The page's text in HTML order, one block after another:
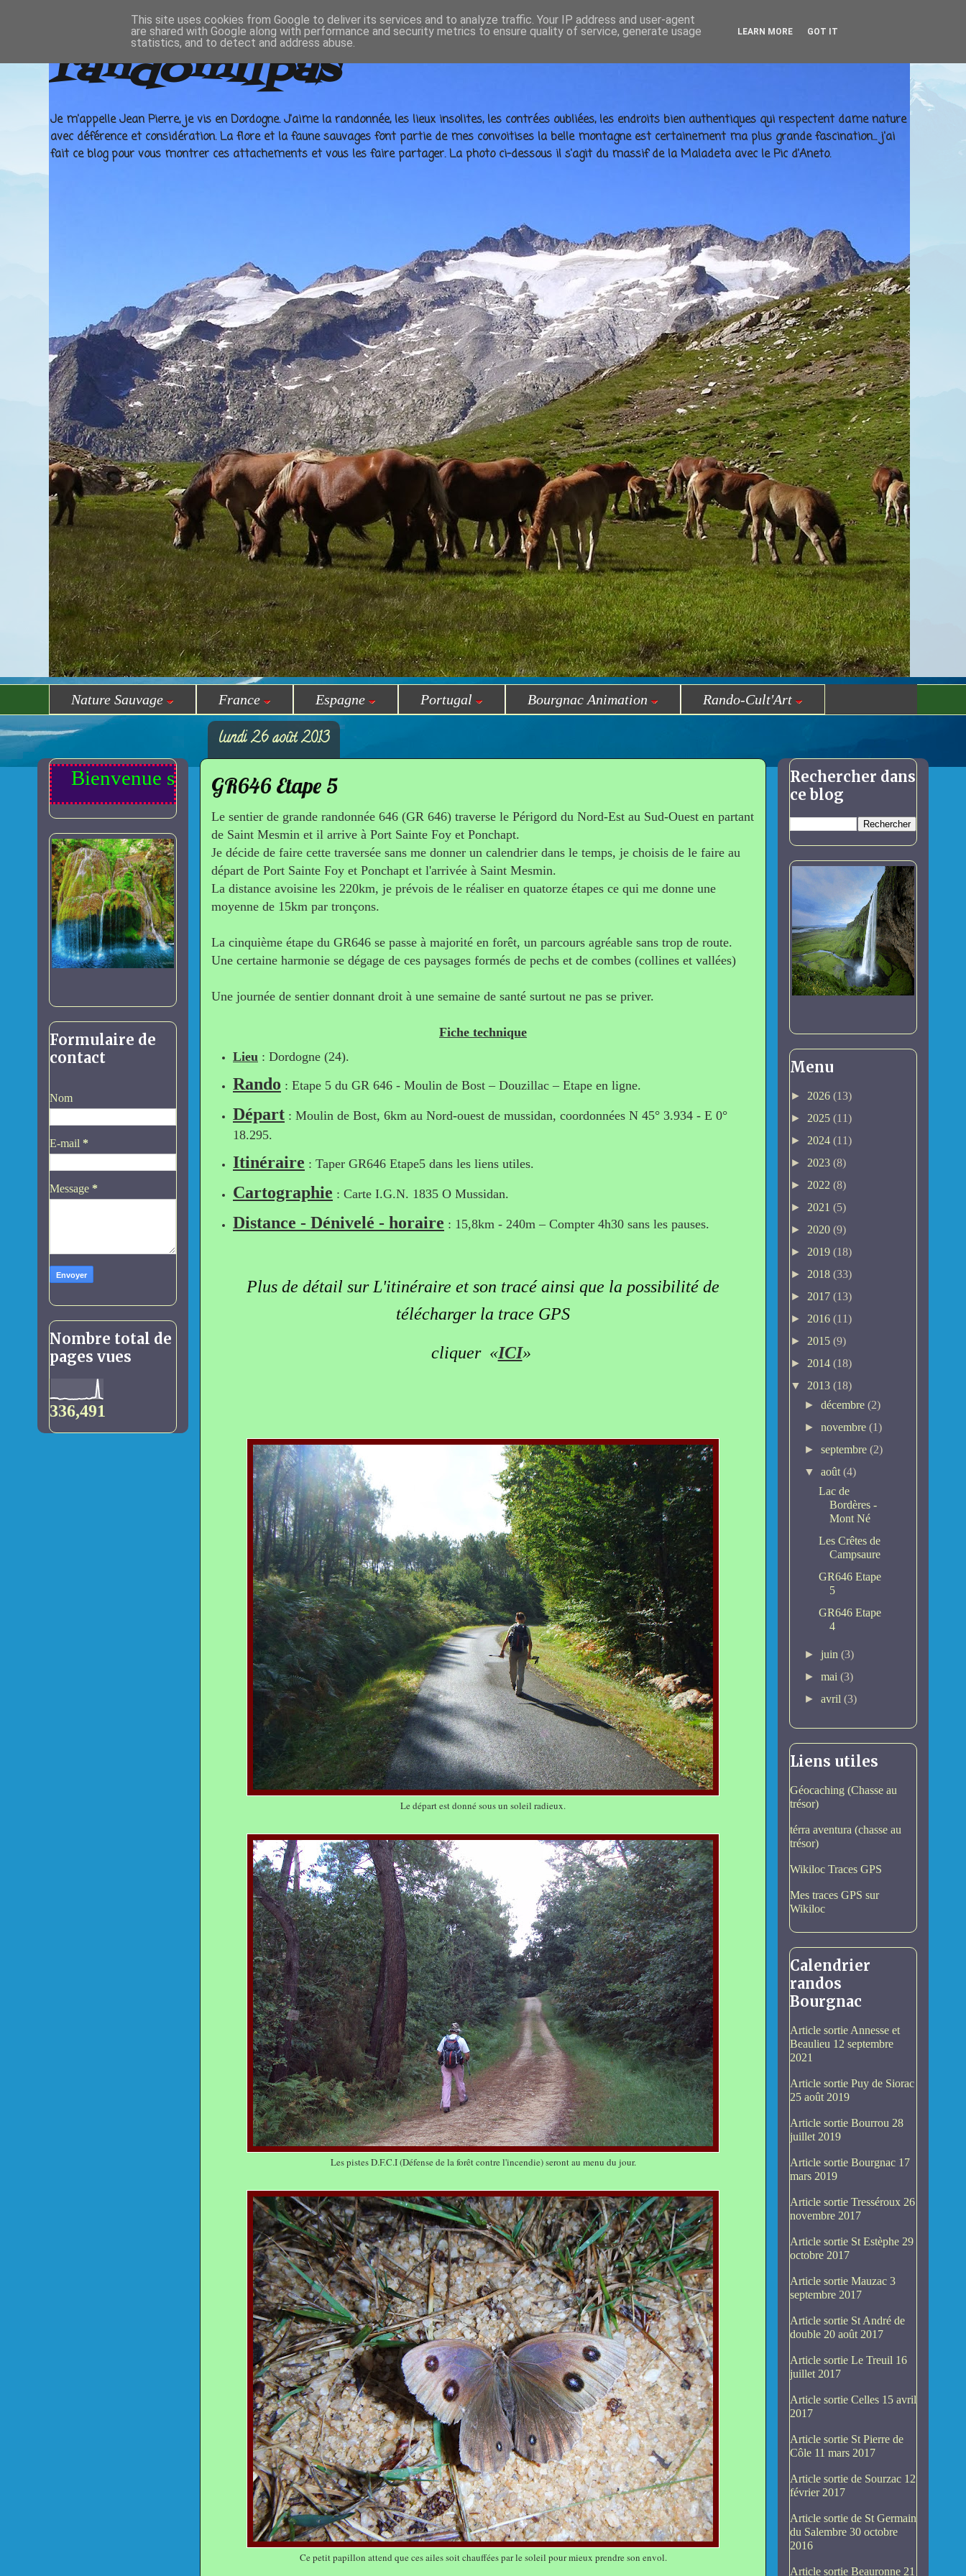
randomilpas
Je m'appelle Jean Pierre, je vis en Dordogne. J'aime la randonnée, les lieux insolites, les contrées oubliées, les endroits bien authentiques qui respectent dame nature
avec déférence et considération. La flore et la faune sauvages font partie de mes convoitises la belle montagne est certainement ma plus grande fascination... j'ai
fait ce blog pour vous montrer ces attachements et vous les faire partager. La photo ci-dessous il s'agit du massif de la Maladeta avec le Pic d'Aneto.
Nature Sauvage France Espagne Portugal Bourgnac Animation Rando-Cult'Art
lundi 26 août 2013
GR646 Etape 5
Le sentier de grande randonnée 646 (GR 646) traverse le Périgord du Nord-Est au Sud-Ouest en partant
de Saint Mesmin et il arrive à Port Sainte Foy et Ponchapt.
Je décide de faire cette traversée sans me donner un calendrier dans le temps, je choisis de le faire au
départ de Port Sainte Foy et Ponchapt et l'arrivée à Saint Mesmin.
La distance avoisine les 220km, je prévois de le réaliser en quatorze étapes ce qui me donne une
moyenne de 15km par tronçons.
La cinquième étape du GR646 se passe à majorité en forêt, un parcours agréable sans trop de route.
Une certaine harmonie se dégage de ces paysages formés de pechs et de combes (collines et vallées)
Une journée de sentier donnant droit à une semaine de santé surtout ne pas se priver.
Fiche technique
Lieu : Dordogne (24).
Rando : Etape 5 du GR 646 - Moulin de Bost – Douzillac – Etape en ligne.
Départ : Moulin de Bost, 6km au Nord-ouest de mussidan, coordonnées N 45° 3.934 - E 0°
18.295.
Itinéraire : Taper GR646 Etape5 dans les liens utiles.
Cartographie : Carte I.G.N. 1835 O Mussidan.
Distance - Dénivelé - horaire : 15,8km - 240m – Compter 4h30 sans les pauses.
Plus de détail sur L'itinéraire et son tracé ainsi que la possibilité de
télécharger la trace GPS
cliquer «ICI»
Le départ est donné sous un soleil radieux.
Les pistes D.F.C.I (Défense de la forêt contre l'incendie) seront au menu du jour.
Ce petit papillon attend que ces ailes soit chauffées par le soleil pour mieux prendre son envol.
Bienvenue sur Randomilpas
Formulaire de
contact
Nom
E-mail *
Message *
Nombre total de
pages vues
336,491
Rechercher dans
ce blog
Menu
► 2026 (13)
► 2025 (11)
► 2024 (11)
► 2023 (8)
► 2022 (8)
► 2021 (5)
► 2020 (9)
► 2019 (18)
► 2018 (33)
► 2017 (13)
► 2016 (11)
► 2015 (9)
► 2014 (18)
▼ 2013 (18)
►décembre(2)
►novembre(1)
►septembre(2)
▼août(4)
Lac de
Bordères -
Mont Né
Les Crêtes de
Campsaure
GR646 Etape
5
GR646 Etape
4
►juin(3)
►mai(3)
►avril(3)
Liens utiles
Géocaching (Chasse au
trésor)
térra aventura (chasse au
trésor)
Wikiloc Traces GPS
Mes traces GPS sur
Wikiloc
Calendrier
randos
Bourgnac
Article sortie Annesse et
Beaulieu 12 septembre
2021
Article sortie Puy de Siorac
25 août 2019
Article sortie Bourrou 28
juillet 2019
Article sortie Bourgnac 17
mars 2019
Article sortie Tresséroux 26
novembre 2017
Article sortie St Estèphe 29
octobre 2017
Article sortie Mauzac 3
septembre 2017
Article sortie St André de
double 20 août 2017
Article sortie Le Treuil 16
juillet 2017
Article sortie Celles 15 avril
2017
Article sortie St Pierre de
Côle 11 mars 2017
Article sortie de Sourzac 12
février 2017
Article sortie de St Germain
du Salembre 30 octobre
2016
Article sortie Beauronne 21
This site uses cookies from Google to deliver its services and to analyze traffic. Your IP address and user-agent
are shared with Google along with performance and security metrics to ensure quality of service, generate usage
statistics, and to detect and address abuse.
LEARN MORE GOT IT